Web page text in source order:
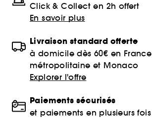
Click & Collect en 2h offert
En savoir plus
Livraison standard offerte
à domicile dès 60€ en France
métropolitaine et Monaco
Explorer l'offre
Paiements sécurisés
et paiements en plusieurs fois